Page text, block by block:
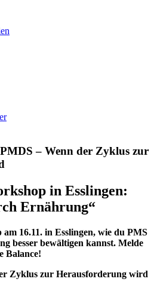
– Wenn der Zyklus zur
in Esslingen:
Ernährung“
16.11. in Esslingen, wie du PMS
besser bewältigen kannst. Melde
Balance!
Zyklus zur Herausforderung wird